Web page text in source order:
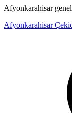
Afyonkarahisar
Afyonkarahisar